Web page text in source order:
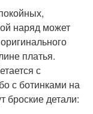
наряд может
платья.
с
с ботинками на
броские детали: